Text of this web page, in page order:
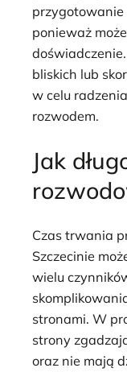
przygotowanie
ponieważ
bliskich lub
w celu
rozwodem.
Jak
Czas trwania
Szczecinie
wielu
stronami. W
strony
oraz nie mają